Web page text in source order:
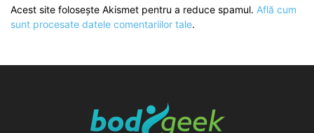
Acest site folosește Akismet pentru a reduce spamul. Află cum
sunt procesate datele comentariilor tale.